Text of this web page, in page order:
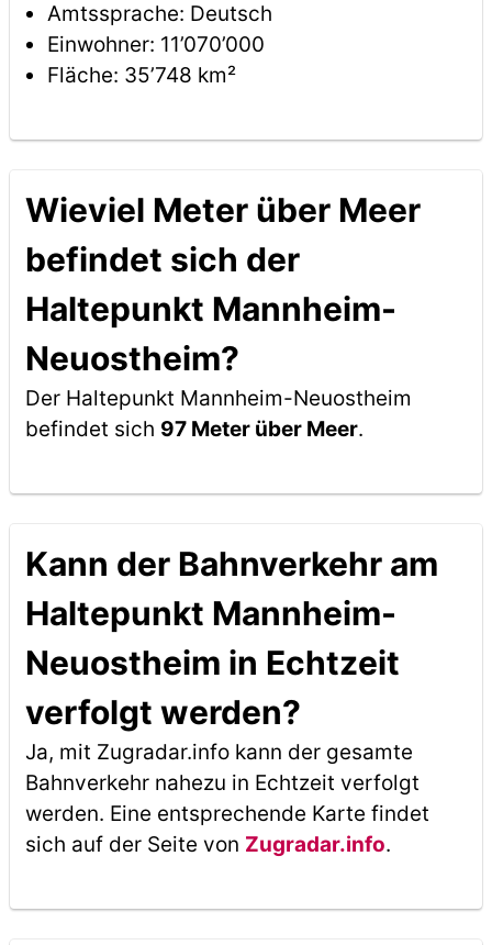
Amtssprache: Deutsch
Einwohner: 11’070’000
Fläche: 35’748 km²
Wieviel Meter über Meer
befindet sich der
Haltepunkt Mannheim-
Neuostheim?
Der Haltepunkt Mannheim-Neuostheim
befindet sich 97 Meter über Meer.
Kann der Bahnverkehr am
Haltepunkt Mannheim-
Neuostheim in Echtzeit
verfolgt werden?
Ja, mit Zugradar.info kann der gesamte
Bahnverkehr nahezu in Echtzeit verfolgt
werden. Eine entsprechende Karte findet
sich auf der Seite von Zugradar.info.